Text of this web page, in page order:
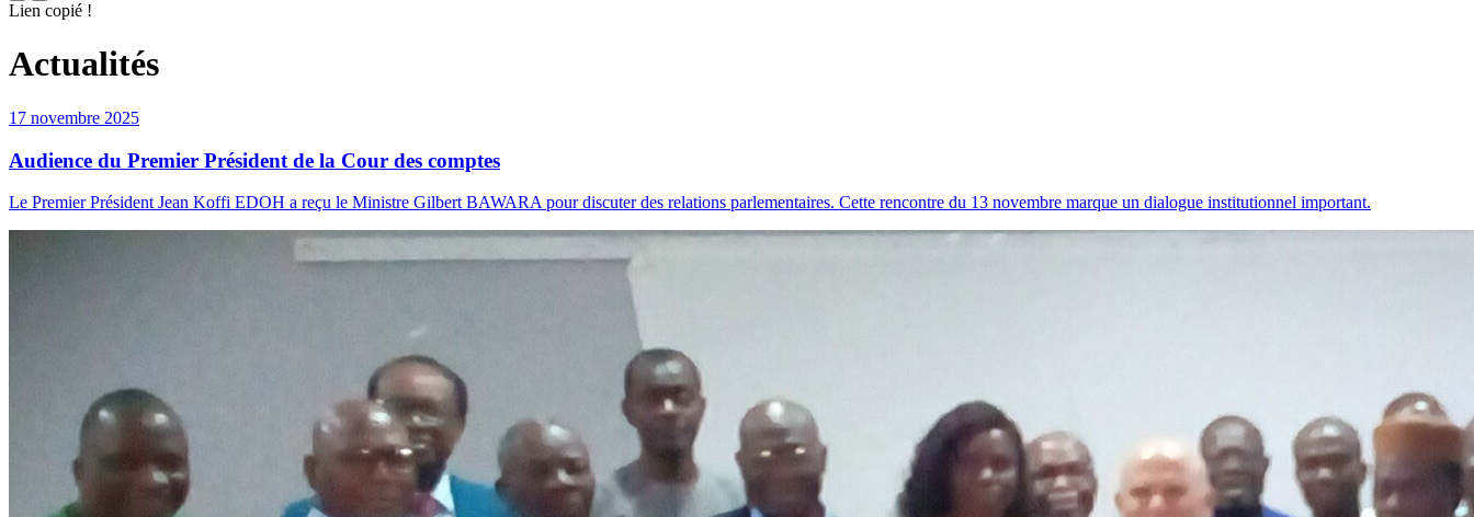
Lien copié !
Actualités
17 novembre 2025
Audience du Premier Président de la Cour des comptes
Le Premier Président Jean Koffi EDOH a reçu le Ministre Gilbert BAWARA pour discuter des relations parlementaires. Cette rencontre du 13 novembre marque un dialogue institutionnel important.